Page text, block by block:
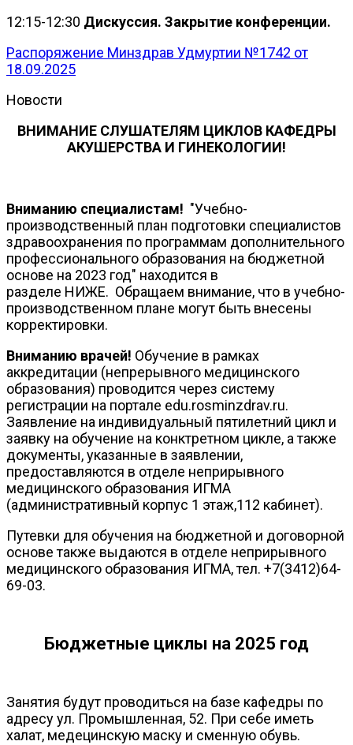
12:15-12:30 Дискуссия. Закрытие конференции.
Распоряжение Минздрав Удмуртии №1742 от
18.09.2025
Новости
ВНИМАНИЕ СЛУШАТЕЛЯМ ЦИКЛОВ КАФЕДРЫ
АКУШЕРСТВА И ГИНЕКОЛОГИИ!
Вниманию специалистам! "Учебно-
производственный план подготовки специалистов
здравоохранения по программам дополнительного
профессионального образования на бюджетной
основе на 2023 год" находится в
разделе НИЖЕ. Обращаем внимание, что в учебно-
производственном плане могут быть внесены
корректировки.
Вниманию врачей! Обучение в рамках
аккредитации (непрерывного медицинского
образования) проводится через систему
регистрации на портале edu.rosminzdrav.ru.
Заявление на индивидуальный пятилетний цикл и
заявку на обучение на конктретном цикле, а также
документы, указанные в заявлении,
предоставляются в отделе неприрывного
медицинского образования ИГМА
(административный корпус 1 этаж,112 кабинет).
Путевки для обучения на бюджетной и договорной
основе также выдаются в отделе неприрывного
медицинского образования ИГМА, тел. +7(3412)64-
69-03.
Бюджетные циклы на 2025 год
Занятия будут проводиться на базе кафедры по
адресу ул. Промышленная, 52. При себе иметь
халат, медецинскую маску и сменную обувь.